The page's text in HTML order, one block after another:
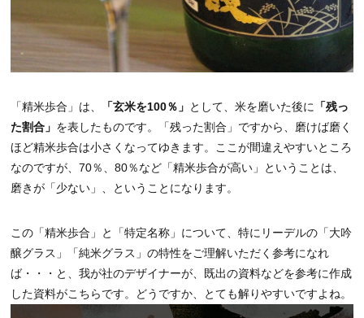
「精米歩合」は、 「玄米を100％」 として、米を磨いた後に
「残っ
た割合」 を表したものです。「残った割合」ですから、磨けば磨く
ほど精米歩合は小さくなってゆきます。ここが間違えやすいところ
なのですが、70％、80％など「精米歩合が高い」ということは、
磨きが「少ない」、ということになります。
この「精米歩合」と「特定名称」について、特にリーデルの「大吟
醸グラス」「純米グラス」の特性をご理解いただく参考になれ
ば・・・と、我が社のデザイナーが、既出の資料などを参考に作成
した資料がこちらです。どうですか、とても解りやすいですよね。